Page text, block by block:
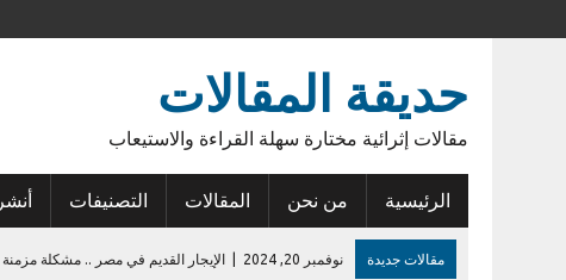
حديقة المقالات
مقالات إثرائية مختارة سهلة القراءة والاستيعاب
الرئيسية من نحن المقالات التصنيفات
مقالات جديدة نوفمبر 20, 2024 الإيجار القديم في مصر .. مشكلة مزمنة